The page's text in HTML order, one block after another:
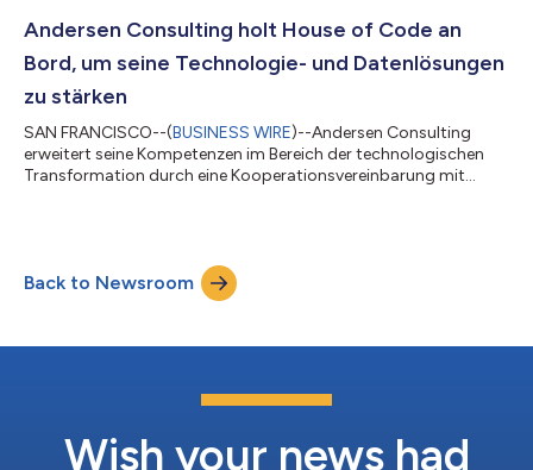
Wachstums-, Talent- und Investitionsmöglichkeiten in der
Türkei und auf internationalen Märkten suchen. Das Unter...
Andersen Consulting holt House of Code an
Bord, um seine Technologie- und Datenlösungen
zu stärken
SAN FRANCISCO--(BUSINESS WIRE)--Andersen Consulting
erweitert seine Kompetenzen im Bereich der technologischen
Transformation durch eine Kooperationsvereinbarung mit
hat. Das 2001 gegründete Unternehmen House of Code
entwickelt Softwarelösungen und bietet
Beratungsdienstleistungen für die Bereiche Energiehandel und
Back to Newsroom
Wish your news had